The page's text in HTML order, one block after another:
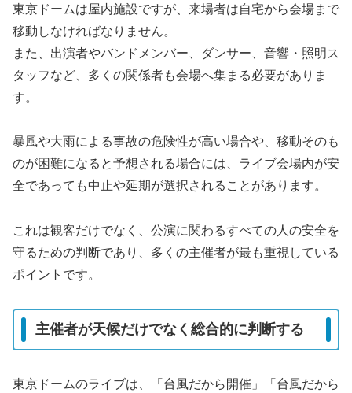
東京ドームは屋内施設ですが、来場者は自宅から会場まで
移動しなければなりません。
また、出演者やバンドメンバー、ダンサー、音響・照明ス
タッフなど、多くの関係者も会場へ集まる必要がありま
す。
暴風や大雨による事故の危険性が高い場合や、移動そのも
のが困難になると予想される場合には、ライブ会場内が安
全であっても中止や延期が選択されることがあります。
これは観客だけでなく、公演に関わるすべての人の安全を
守るための判断であり、多くの主催者が最も重視している
ポイントです。
主催者が天候だけでなく総合的に判断する
東京ドームのライブは、「台風だから開催」「台風だから